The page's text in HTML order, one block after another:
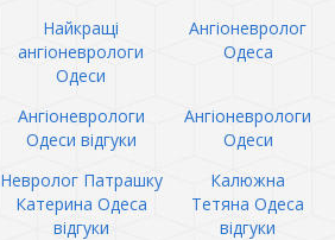
Найкращі
ангіоневрологи
Одеси
Ангіоневролог
Одеса
Ангіоневрологи
Одеси відгуки
Ангіоневрологи
Одеси
Невролог Патрашку
Катерина Одеса
відгуки
Калюжна
Тетяна Одеса
відгуки